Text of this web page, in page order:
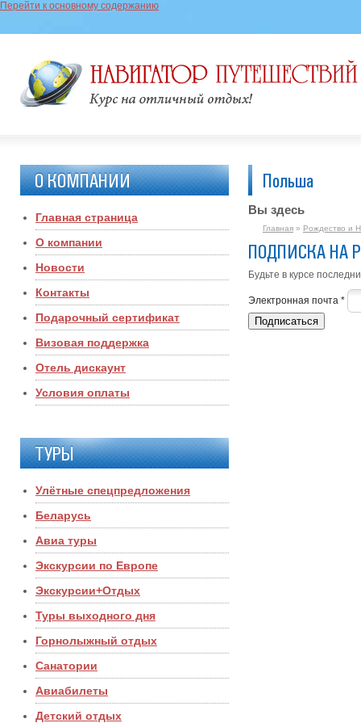
Перейти к основному содержанию
О КОМПАНИИ
Главная страница
О компании
Новости
Контакты
Подарочный сертификат
Визовая поддержка
Отель дискаунт
Условия оплаты
ТУРЫ
Улётные спецпредложения
Беларусь
Авиа туры
Экскурсии по Европе
Экскурсии+Отдых
Туры выходного дня
Горнолыжный отдых
Санатории
Авиабилеты
Детский отдых
Польша
Вы здесь
Главная » Рождество и
ПОДПИСКА НА
Будьте в курсе
Электронная почта *